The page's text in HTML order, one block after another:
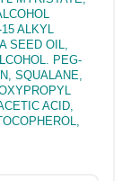
ALKYL
SEED OIL,
PEG-
SQUALANE,
ACID,